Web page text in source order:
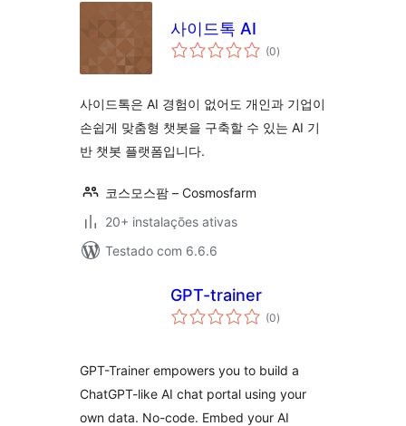
사이드톡 AI
(0avaliações
totais
)
사이드톡은 AI 경험이 없어도 개인과 기업이
손쉽게 맞춤형 챗봇을 구축할 수 있는 AI 기
반 챗봇 플랫폼입니다.
코스모스팜 – Cosmosfarm
20+ instalações ativas
Testado com 6.6.6
GPT-trainer
(0avaliações
totais
)
GPT-Trainer empowers you to build a
ChatGPT-like AI chat portal using your
own data. No-code. Embed your AI